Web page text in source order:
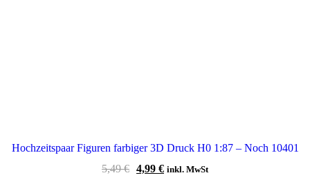
Hochzeitspaar Figuren farbiger 3D Druck H0 1:87 – Noch 10401
5,49€ Ursprünglicher
4,99 €Aktueller
inkl. MwSt